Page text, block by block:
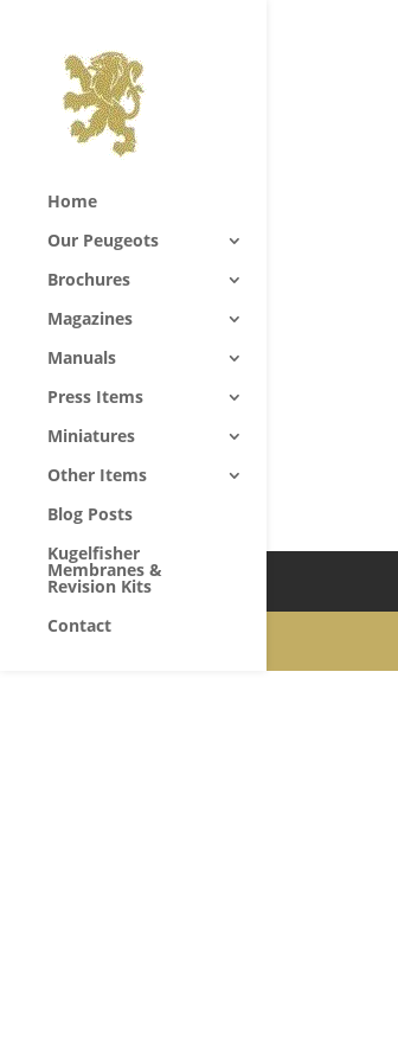
Home
Our Peugeots
Brochures
Magazines
Manuals
Press Items
Miniatures
Other Items
Blog Posts
Kugelfisher
Membranes &
Revision Kits
Contact